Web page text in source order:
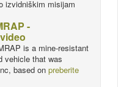
izvidniškim misijam
-
is a mine-resistant
vehicle that was
based on preberite